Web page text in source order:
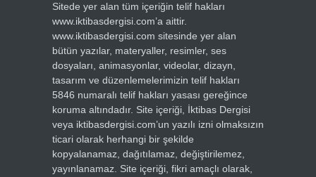
Sitede yer alan tüm içeriğin telif hakları
www.iktibasdergisi.com’a aittir.
www.iktibasdergisi.com sitesinde yer alan
bütün yazılar, materyaller, resimler, ses
dosyaları, animasyonlar, videolar, dizayn,
tasarım ve düzenlemelerimizin telif hakları
5846 numaralı telif hakları yasası gereğince
koruma altındadır. Site içeriği, İktibas Dergisi
veya iktibasdergisi.com’un yazılı izni olmaksızın
ticari olarak herhangi bir şekilde
kopyalanamaz, dağıtılamaz, değiştirilemez,
yayınlanamaz. Site içeriği, fikri amaçlı olarak,